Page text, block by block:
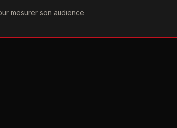
mesurer son audience
VIDÉOGRAPHIEFORUMS